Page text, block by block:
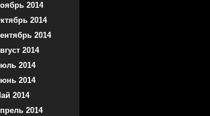
2014
2014
2014
2014
2014
2014
2014
2014